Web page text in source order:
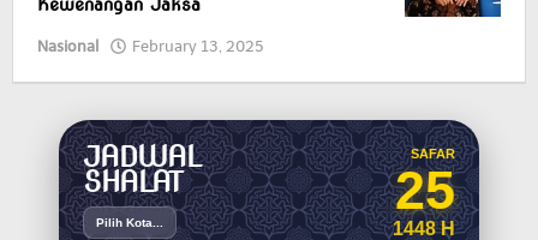
Kewenangan Jaksa
Nasional February 13, 2025
JADWAL
SHALAT
Pilih Kota...
SAFAR
25
1448 H